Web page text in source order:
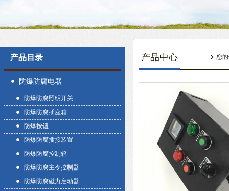
产品目录
防爆防腐电器
防爆防腐照明开关
防爆防腐插座箱
防爆按钮
防爆防腐插接装置
防爆防腐控制箱
防爆防腐主令控制器
防爆防腐磁力启动器
产品中心 您